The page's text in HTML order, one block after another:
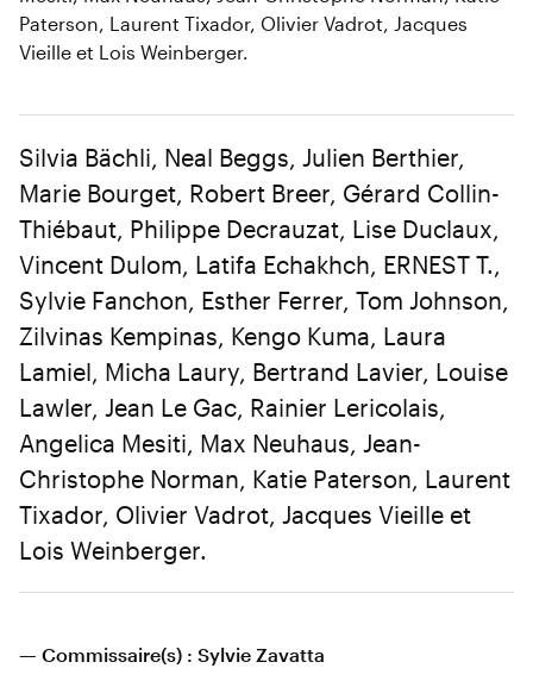
Paterson, Laurent Tixador, Olivier Vadrot, Jacques
Vieille et Lois Weinberger.
Silvia Bächli, Neal Beggs, Julien Berthier,
Marie Bourget, Robert Breer, Gérard Collin-
Thiébaut, Philippe Decrauzat, Lise Duclaux,
Vincent Dulom, Latifa Echakhch, ERNEST T.,
Sylvie Fanchon, Esther Ferrer, Tom Johnson,
Zilvinas Kempinas, Kengo Kuma, Laura
Lamiel, Micha Laury, Bertrand Lavier, Louise
Lawler, Jean Le Gac, Rainier Lericolais,
Angelica Mesiti, Max Neuhaus, Jean-
Christophe Norman, Katie Paterson, Laurent
Tixador, Olivier Vadrot, Jacques Vieille et
Lois Weinberger.
— Commissaire(s) : Sylvie Zavatta